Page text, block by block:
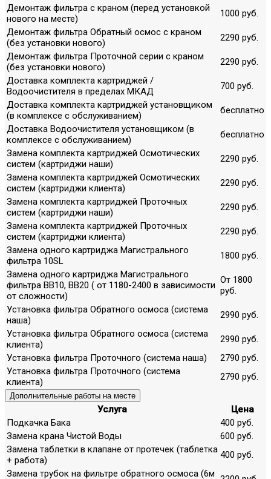
Демонтаж фильтра с краном (перед установкой
нового на месте)
1000 руб.
Демонтаж фильтра Обратный осмос с краном
(без установки нового)
2290 руб.
Демонтаж фильтра Проточной серии с краном
(без установки нового)
2290 руб.
Доставка комплекта картриджей /
Водоочистителя в пределах МКАД
700 руб.
Доставка комплекта картриджей установщиком
(в комплексе с обслуживанием)
бесплатно
Доставка Водоочистителя установщиком (в
комплексе с обслуживанием)
бесплатно
Замена комплекта картриджей Осмотических
систем (картриджи наши)
2290 руб.
Замена комплекта картриджей Осмотических
систем (картриджи клиента)
2290 руб.
Замена комплекта картриджей Проточных
систем (картриджи наши)
2290 руб.
Замена комплекта картриджей Проточных
систем (картриджи клиента)
2290 руб.
Замена одного картриджа Магистрального
фильтра 10SL
1800 руб.
Замена одного картриджа Магистрального
фильтра ВВ10, ВВ20 ( от 1180-2400 в зависимости
от сложности)
От 1800
руб.
Установка фильтра Обратного осмоса (система
наша)
2990 руб.
Установка фильтра Обратного осмоса (система
клиента)
2990 руб.
Установка фильтра Проточного (система наша)
2790 руб.
Установка фильтра Проточного (система
клиента)
2790 руб.
Дополнительные работы на месте
Услуга
Цена
Подкачка Бака
400 руб.
Замена крана Чистой Воды
600 руб.
Замена таблетки в клапане от протечек (таблетка
+ работа)
400 руб.
Замена трубок на фильтре обратного осмоса (6м